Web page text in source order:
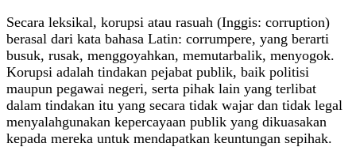
Secara leksikal, korupsi atau rasuah (Inggis: corruption)
berasal dari kata bahasa Latin: corrumpere, yang berarti
busuk, rusak, menggoyahkan, memutarbalik, menyogok.
Korupsi adalah tindakan pejabat publik, baik politisi
maupun pegawai negeri, serta pihak lain yang terlibat
dalam tindakan itu yang secara tidak wajar dan tidak legal
menyalahgunakan kepercayaan publik yang dikuasakan
kepada mereka untuk mendapatkan keuntungan sepihak.